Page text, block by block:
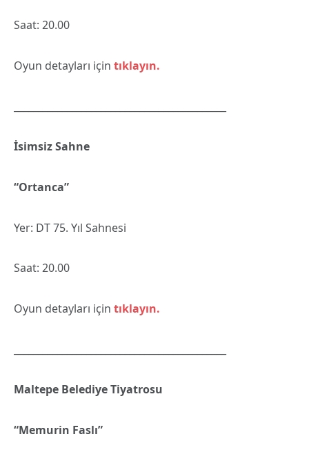
Saat: 20.00
Oyun detayları için tıklayın.
İsimsiz Sahne
“Ortanca”
Yer: DT 75. Yıl Sahnesi
Saat: 20.00
Oyun detayları için tıklayın.
Maltepe Belediye Tiyatrosu
“Memurin Faslı”